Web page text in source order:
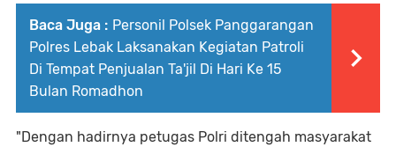
Baca Juga : Personil Polsek Panggarangan
Polres Lebak Laksanakan Kegiatan Patroli
Di Tempat Penjualan Ta'jil Di Hari Ke 15
Bulan Romadhon
"Dengan hadirnya petugas Polri ditengah masyarakat